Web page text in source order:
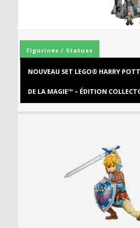
Figurines / Statues
NOUVEAU SET LEGO® HARRY
DE LA MAGIE™ – ÉDITION